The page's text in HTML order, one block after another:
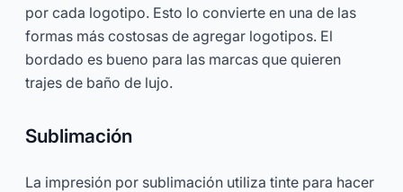
por cada logotipo. Esto lo convierte en una de las
formas más costosas de agregar logotipos. El
bordado es bueno para las marcas que quieren
trajes de baño de lujo.
Sublimación
La impresión por sublimación utiliza tinte para hacer